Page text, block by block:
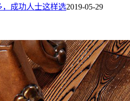
成功人士这样选2019-05-29